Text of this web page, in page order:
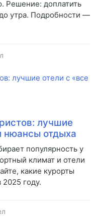
Решение: доплатить
утра. Подробности —
лучшие
нюансы отдыха
популярность у
климат и отели
какие курорты
2025 году.